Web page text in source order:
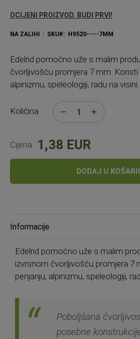
OCIJENI PROIZVOD. BUDI PRVI!
NA ZALIHI SKU H9520-----7MM
Edelrid pomoćno uže s malim
čvorljivošću promjera 7 mm. Koristi
alpinizmu, speleologiji, radu na visini.
Količina
Cijena 1,38 EUR
DODAJ U
Informacije
Edelrid pomoćno uže s malim
izvrsnom čvorljivošću promjera 7
penjanju, alpinizmu, speleologiji,
Poboljšana
posebne